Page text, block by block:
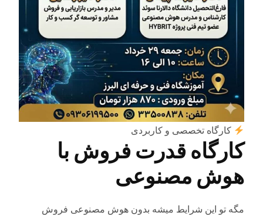
کارگاه تخصصی و کاربردی
کارگاه قدرت فروش با
هوش مصنوعی
مگه تو این شرایط میشه بدون هوش مصنوعی فروش